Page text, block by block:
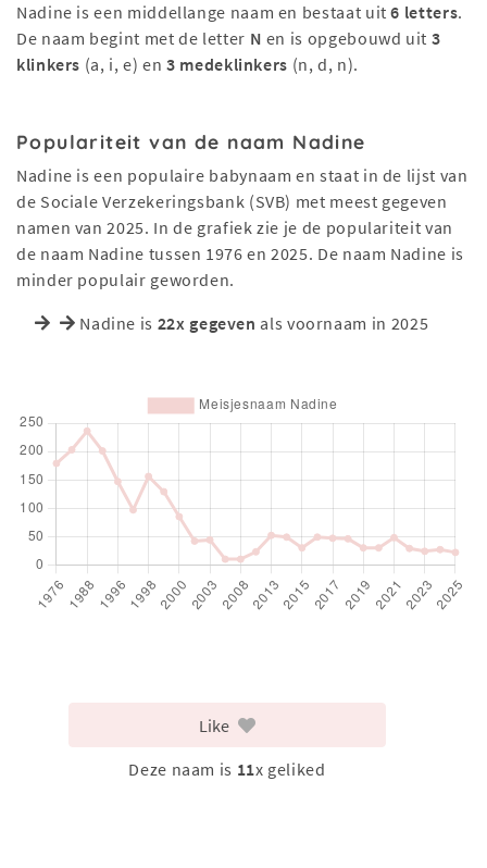
Nadine is een middellange naam en bestaat uit6 letters.
De naam begint met de letter N en is opgebouwd uit 3
klinkers (a, i, e) en3 medeklinkers (n, d, n).
Populariteit van de naam Nadine
Nadine is een populaire babynaam en staat in de lijst van
de Sociale Verzekeringsbank (SVB) met meest gegeven
namen van 2025. In de grafiek zie je de populariteit van
de naam Nadine tussen 1976 en 2025. De naam Nadine is
minder populair geworden.
Nadine is 22x gegeven als voornaam in 2025
Like
Deze naam is 11x geliked